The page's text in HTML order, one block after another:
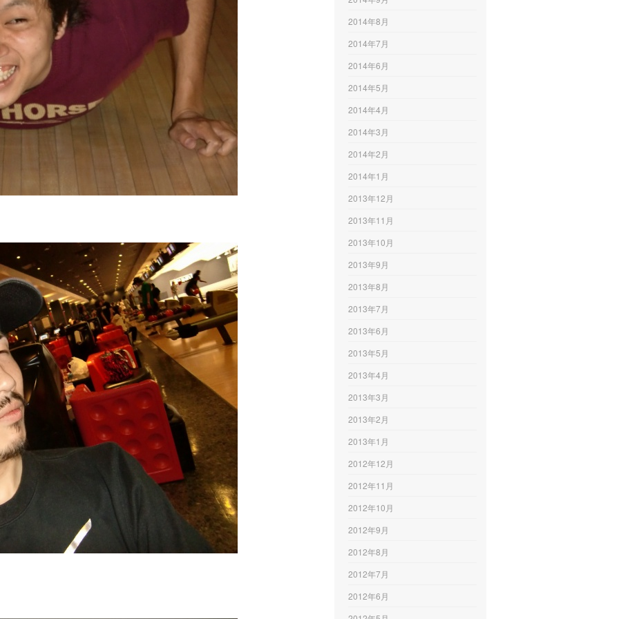
2014年8月
2014年7月
2014年6月
2014年5月
2014年4月
2014年3月
2014年2月
2014年1月
2013年12月
2013年11月
2013年10月
2013年9月
2013年8月
2013年7月
2013年6月
2013年5月
2013年4月
2013年3月
2013年2月
2013年1月
2012年12月
2012年11月
2012年10月
2012年9月
2012年8月
2012年7月
2012年6月